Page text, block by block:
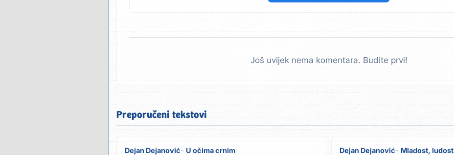
Još uvijek nema komentara. Budite prvi!
Preporučeni tekstovi
Dejan Dejanović U očima crnim Dejan Dejanović Mladost, ludost